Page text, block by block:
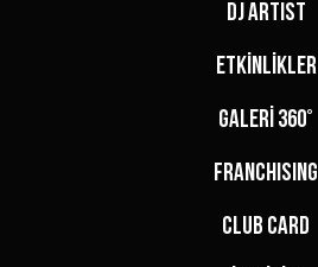
DJ ARTIST
ETKİNLİKLER
GALERİ 360°
FRANCHISING
CLUB CARD